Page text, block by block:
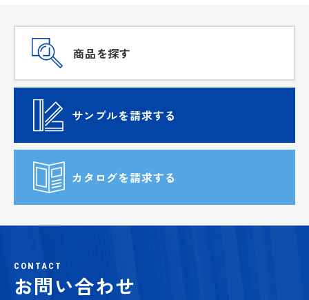
商品を探す
サンプルを請求する
カタログを請求する
CONTACT
お問い合わせ